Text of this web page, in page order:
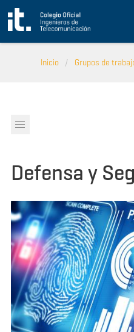
Pasar al contenido principal
Inicio Grupos de
Defensa y